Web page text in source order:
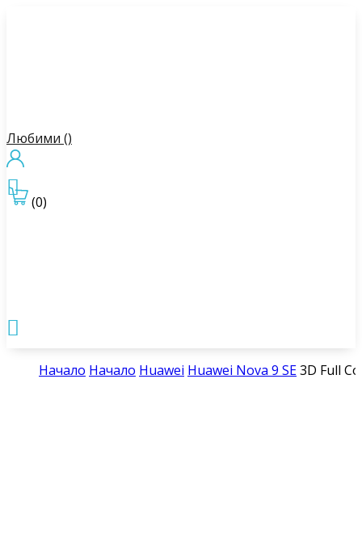
Любими ()
(0)


Начало Начало Huawei Huawei Nova 9 SE3D Full